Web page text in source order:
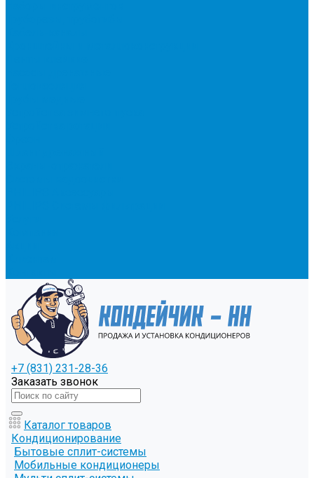
+7 (831) 231-28-36
Заказать звонок
Каталог товаров
Кондиционирование
Бытовые сплит-системы
Мобильные кондиционеры